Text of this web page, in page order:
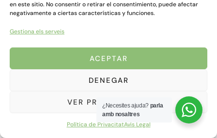
en este sitio. No consentir o retirar el consentimiento, puede afectar
negativamente a ciertas características y funciones.
Gestiona els serveis
ACEPTAR
DENEGAR
VER PREFERENCIAS
Política de PrivacitatAvís Legal
¿Necesites ajuda? parla
amb nosaltres